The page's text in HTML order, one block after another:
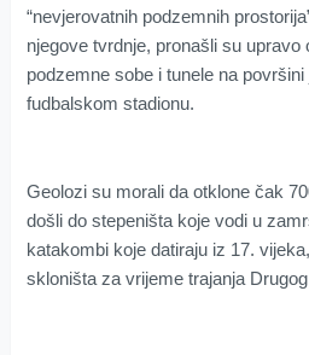
“nevjerovatnih podzemnih
njegove tvrdnje, pronašli su upravo
podzemne sobe i tunele na
fudbalskom stadionu.
Geolozi su morali da otklone čak
došli do stepeništa koje vodi u
katakombi koje datiraju iz 17.
skloništa za vrijeme trajanja